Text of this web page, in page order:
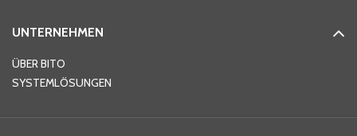
UNTERNEHMEN
ÜBER BITO
SYSTEMLÖSUNGEN